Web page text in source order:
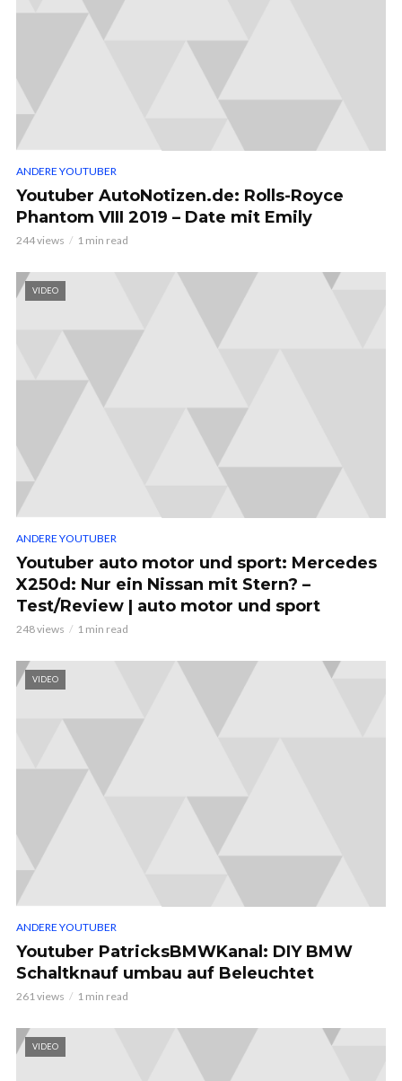
ANDERE YOUTUBER
Youtuber AutoNotizen.de: Rolls-Royce
Phantom VIII 2019 – Date mit Emily
244 views 1 min read
VIDEO
ANDERE YOUTUBER
Youtuber auto motor und sport: Mercedes
X250d: Nur ein Nissan mit Stern? –
Test/Review | auto motor und sport
248 views 1 min read
VIDEO
ANDERE YOUTUBER
Youtuber PatricksBMWKanal: DIY BMW
Schaltknauf umbau auf Beleuchtet
261 views 1 min read
VIDEO